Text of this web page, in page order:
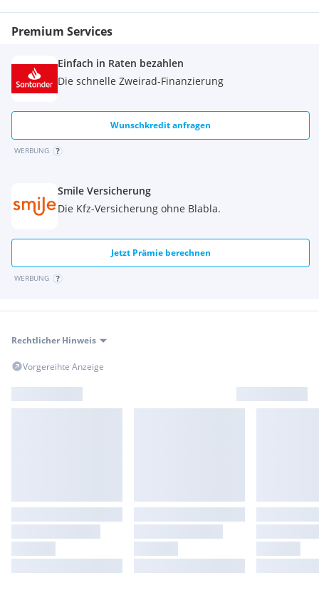
• Batterie neu
Ausstattung
• Sportliche Supermoto-Optik in Blau/Gelb
• Straßentaugliche Reifen, gute Bremsen
• Beleuchtung, Blinker & Spiegel voll funktionsfähig
Zustand
• Fahrbereit, zuverlässig, gepflegt
Premium Services
Einfach in Raten bezahlen
Die schnelle Zweirad-Finanzierung
Wunschkredit anfragen
WERBUNG
Smile Versicherung
Die Kfz-Versicherung ohne Blabla.
Jetzt Prämie berechnen
WERBUNG
Rechtlicher Hinweis
Vorgereihte Anzeige